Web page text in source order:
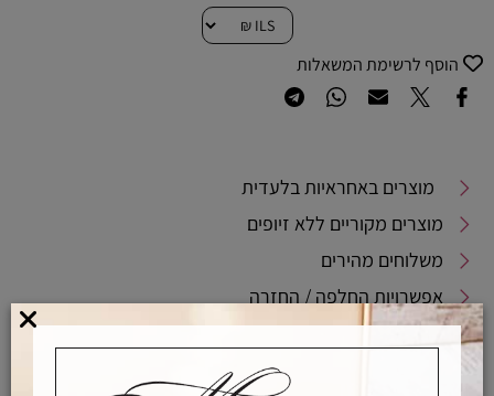
הוסף לרשימת המשאלות
מוצרים באחראיות בלעדית
מוצרים מקוריים ללא זיופים
משלוחים מהירים
אפשרויות החלפה / החזרה
רכישה מאובטחת